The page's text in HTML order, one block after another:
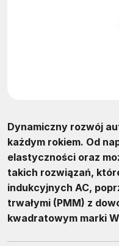
Dynamiczny rozwój
każdym rokiem. Od
elastyczności oraz
takich rozwiązań,
indukcyjnych AC,
trwałymi (PMM) z
kwadratowym marki